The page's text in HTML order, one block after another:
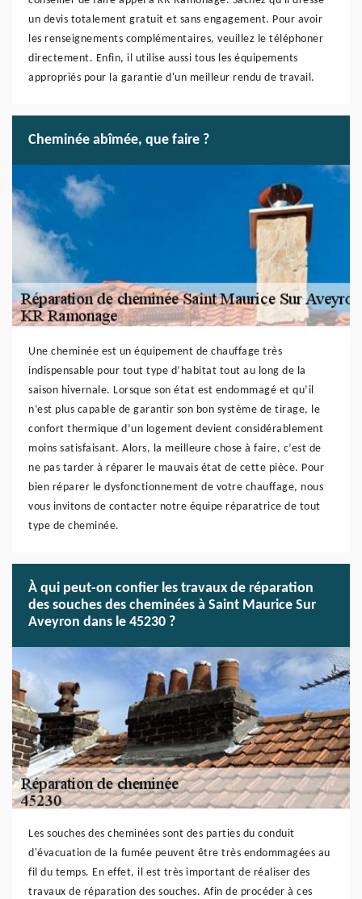
un devis totalement gratuit et sans engagement. Pour avoir
les renseignements complémentaires, veuillez le téléphoner
directement. Enfin, il utilise aussi tous les équipements
appropriés pour la garantie d'un meilleur rendu de travail.
Cheminée abîmée, que faire ?
Une cheminée est un équipement de chauffage très
indispensable pour tout type d’habitat tout au long de la
saison hivernale. Lorsque son état est endommagé et qu’il
n’est plus capable de garantir son bon système de tirage, le
confort thermique d’un logement devient considérablement
moins satisfaisant. Alors, la meilleure chose à faire, c’est de
ne pas tarder à réparer le mauvais état de cette pièce. Pour
bien réparer le dysfonctionnement de votre chauffage, nous
vous invitons de contacter notre équipe réparatrice de tout
type de cheminée.
À qui peut-on confier les travaux de réparation
des souches des cheminées à Saint Maurice Sur
Aveyron dans le 45230 ?
Les souches des cheminées sont des parties du conduit
d'évacuation de la fumée peuvent être très endommagées au
fil du temps. En effet, il est très important de réaliser des
travaux de réparation des souches. Afin de procéder à ces